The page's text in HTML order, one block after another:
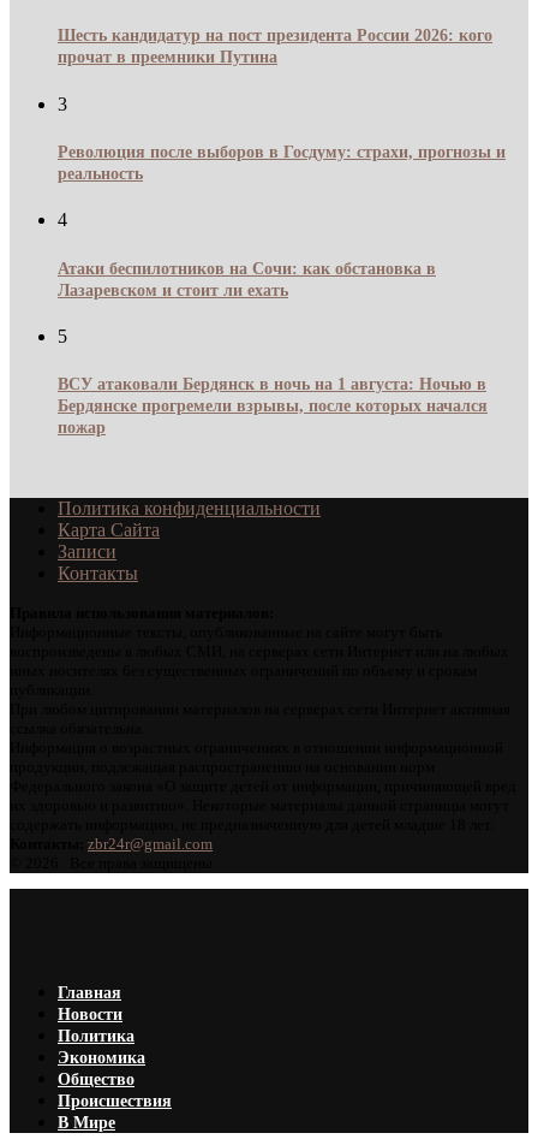
Шесть кандидатур на пост президента России 2026: кого
прочат в преемники Путина
3
Революция после выборов в Госдуму: страхи, прогнозы и
реальность
4
Атаки беспилотников на Сочи: как обстановка в
Лазаревском и стоит ли ехать
5
ВСУ атаковали Бердянск в ночь на 1 августа: Ночью в
Бердянске прогремели взрывы, после которых начался
пожар
Политика конфиденциальности
Карта Сайта
Записи
Контакты
zbr24r@gmail.com
Главная
Новости
Политика
Экономика
Общество
Происшествия
В Мире